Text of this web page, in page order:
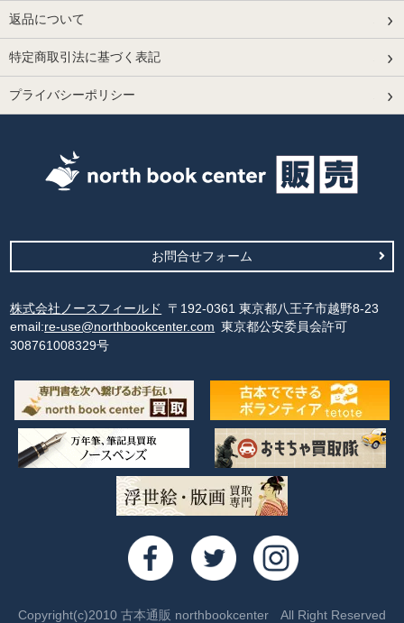
返品について
特定商取引法に基づく表記
プライバシーポリシー
お問合せフォーム
株式会社ノースフィールド
〒192-0361 東京都八王子市越野8-23
email:re-use@northbookcenter.com 東京都公安委員会許可
308761008329号
Copyright(c)2010 古本通販 northbookcenter All Right Reserved